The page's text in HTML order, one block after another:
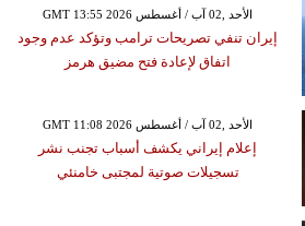
GMT 13:55 2026 الأحد ,02 آب / أغسطس
إيران تنفي تصريحات ترامب وتؤكد عدم وجود
اتفاق لإعادة فتح مضيق هرمز
GMT 11:08 2026 الأحد ,02 آب / أغسطس
إعلام إيراني يكشف أسباب تجنب نشر
تسجيلات صوتية لمجتبى خامنئي